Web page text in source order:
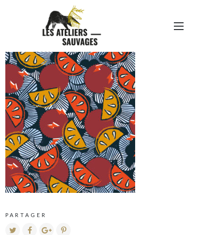
DYNAMO-WAX-WEB
PARTAGER